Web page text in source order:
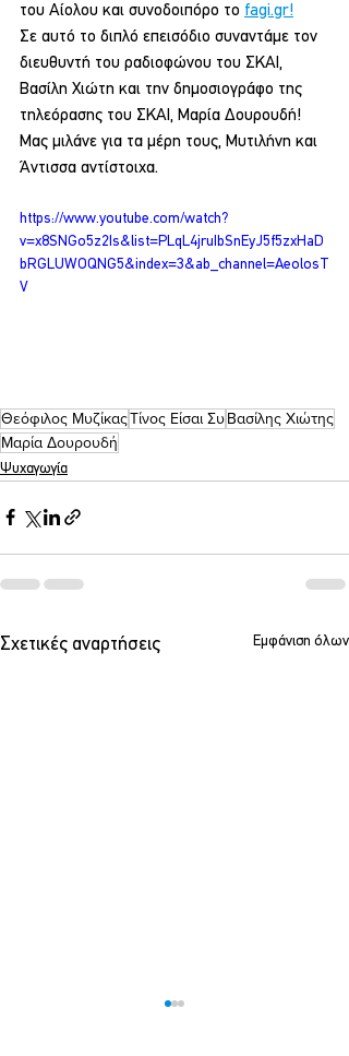
του Αίολου και συνοδοιπόρο το fagi.gr!
Σε αυτό το διπλό επεισόδιο συναντάμε τον
διευθυντή του ραδιοφώνου του ΣΚΑΙ,
Βασίλη Χιώτη και την δημοσιογράφο της
τηλεόρασης του ΣΚΑΙ, Μαρία Δουρουδή!
Μας μιλάνε για τα μέρη τους, Μυτιλήνη και
Άντισσα αντίστοιχα.
https://www.youtube.com/watch?
v=x8SNGo5z2Is&list=PLqL4jruIbSnEyJ5f5zxHaD
bRGLUWOQNG5&index=3&ab_channel=AeolosT
V
Θεόφιλος ΜυζίκαςΤίνος Είσαι ΣυΒασίλης Χιώτης
Μαρία Δουρουδή
Ψυχαγωγία
Σχετικές αναρτήσεις Εμφάνιση όλων